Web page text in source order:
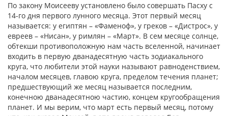
По закону Моисееву установлено было совершать Пасху с
14-го дня первого лунного месяца. Этот первый месяц
называется: у египтян – «Фаменоф», у греков – «Дистрос», у
евреев – «Нисан», у римлян – «Март». В сем месяце солнце,
обтекши противоположную нам часть вселенной, начинает
входить в первую дванадесятную часть зодиакального
круга, что любители этой науки называют равноденствием,
началом месяцев, главою круга, пределом течения планет;
предшествующий же месяц называется последним,
конечною дванадесятною частию, концем кругообращения
планет. И мы верим, что март есть первый месяц, потому